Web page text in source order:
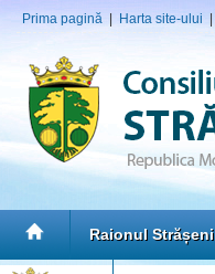
Prima pagină Harta site-ului
Raionul Strășeni